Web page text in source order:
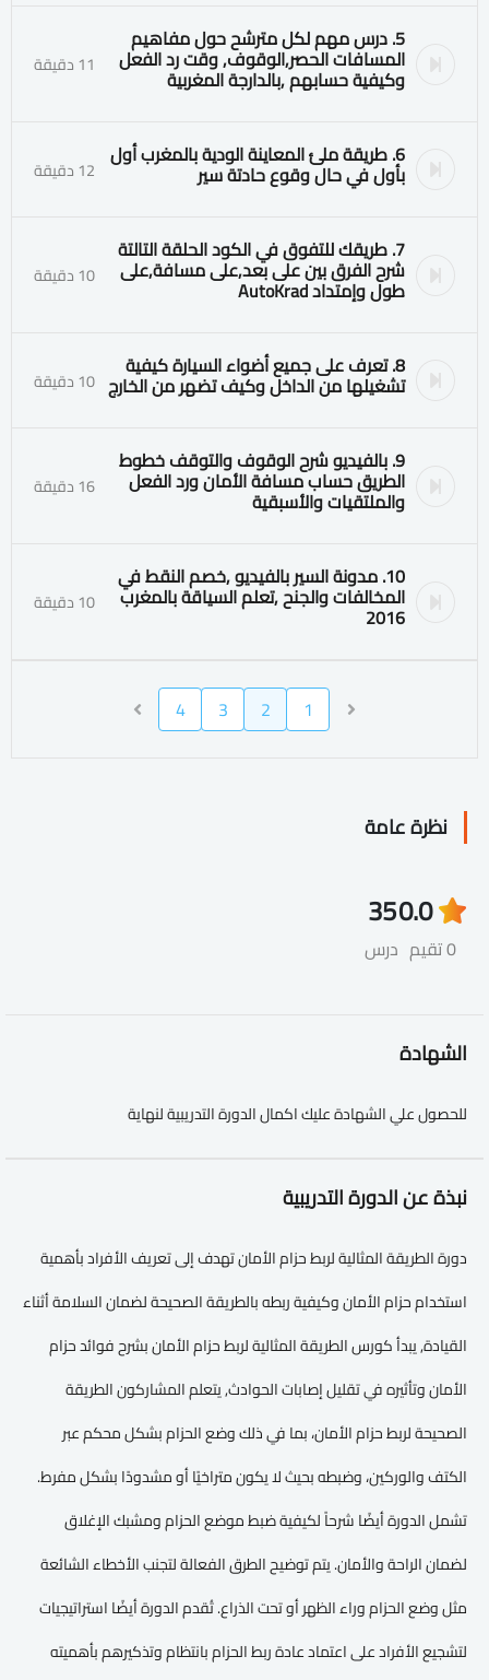
5. درس مهم لكل مترشح حول مفاهيم
المسافات الحصر٫الوقوف٫ وقت رد الفعل
وكيفية حسابهم ٫بالدارجة المغربية 11 دقيقة
6. طريقة ملئ المعاينة الودية بالمغرب أول
بأول في حال وقوع حادتة سير 12 دقيقة
7. طريقك للتفوق في الكود الحلقة التالتة
شرح الفرق بين على بعد٫على مسافة٫على
طول وإمتداد AutoKrad 10 دقيقة
8. تعرف على جميع أضواء السيارة كيفية
تشغيلها من الداخل وكيف تضهر من الخارج 10 دقيقة
9. بالفيديو شرح الوقوف والتوقف خطوط
الطريق حساب مسافة الأمان ورد الفعل
والملتقيات والأسبقية 16 دقيقة
10. مدونة السير بالفيديو ٫خصم النقط في
المخالفات والجنح ٫تعلم السياقة بالمغرب
2016 10 دقيقة
1
2
3
4
نظرة عامة
0.0
0 تقيم
35
درس
الشهادة
للحصول علي الشهادة عليك اكمال الدورة التدريبية لنهاية
نبذة عن الدورة التدريبية
دورة الطريقة المثالية لربط حزام الأمان تهدف إلى تعريف الأفراد بأهمية
استخدام حزام الأمان وكيفية ربطه بالطريقة الصحيحة لضمان السلامة أثناء
القيادة, يبدأ كورس الطريقة المثالية لربط حزام الأمان بشرح فوائد حزام
الأمان وتأثيره في تقليل إصابات الحوادث, يتعلم المشاركون الطريقة
الصحيحة لربط حزام الأمان، بما في ذلك وضع الحزام بشكل محكم عبر
الكتف والوركين، وضبطه بحيث لا يكون متراخيًا أو مشدودًا بشكل مفرط.
تشمل الدورة أيضًا شرحاً لكيفية ضبط موضع الحزام ومشبك الإغلاق
لضمان الراحة والأمان. يتم توضيح الطرق الفعالة لتجنب الأخطاء الشائعة
مثل وضع الحزام وراء الظهر أو تحت الذراع. تُقدم الدورة أيضًا استراتيجيات
لتشجيع الأفراد على اعتماد عادة ربط الحزام بانتظام وتذكيرهم بأهميته